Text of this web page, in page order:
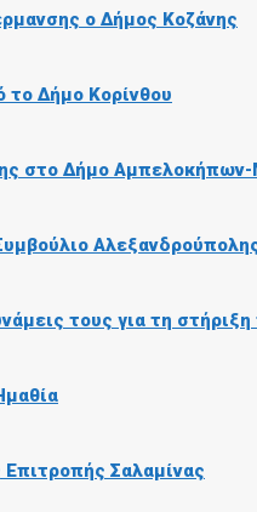
ο Δήμος Κοζάνης
Δήμο Κορίνθου
στο Δήμο
τους για τη
Σαλαμίνας